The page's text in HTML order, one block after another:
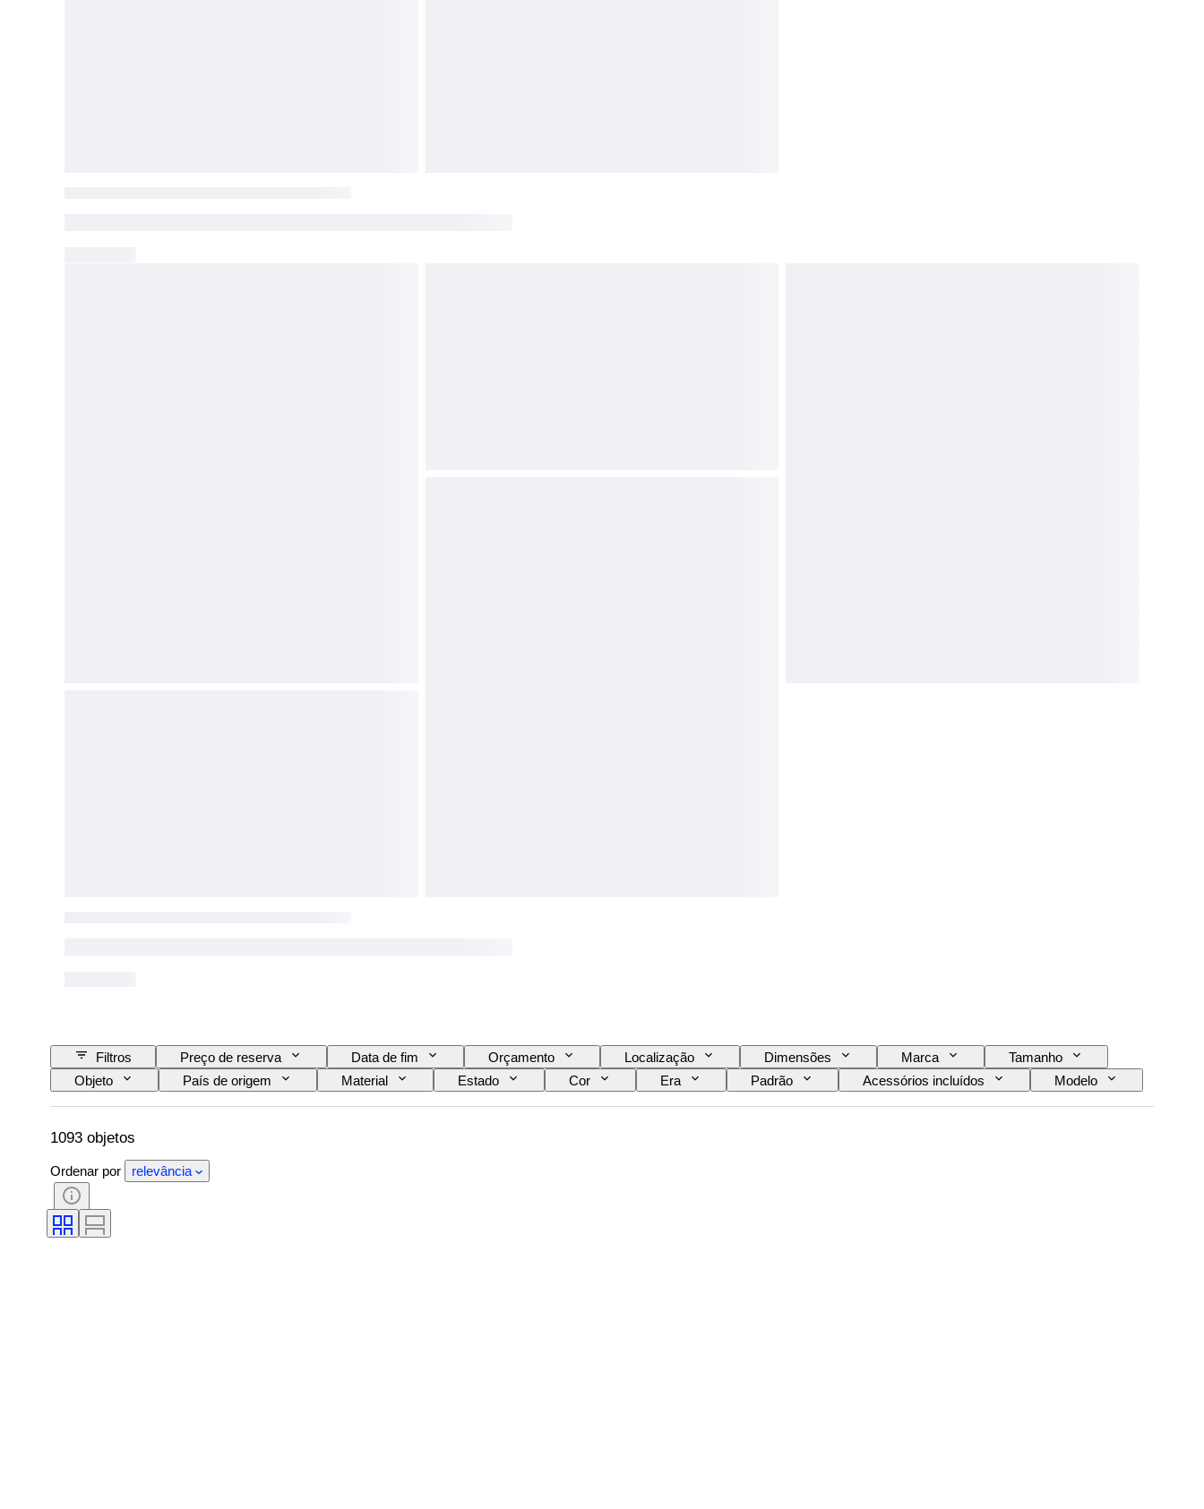
Filtros Preço de reserva Data de fim Orçamento Localização Dimensões Marca
Tamanho
Objeto
País de origem Material Estado Cor Era Padrão Acessórios incluídos Modelo
1093 objetos
Ordenar por relevância